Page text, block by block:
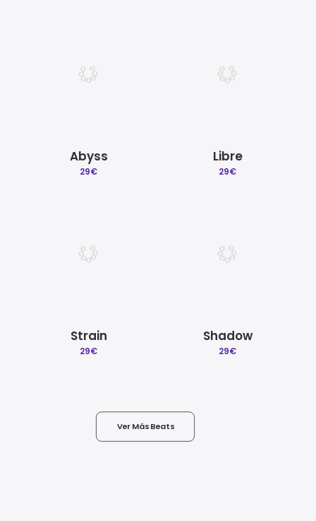
Abyss
29€
Libre
29€
Strain
29€
Shadow
29€
Ver Más Beats